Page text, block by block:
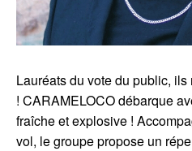
Lauréats du vote du public,
! CARAMELOCO débarque
fraîche et explosive !
vol, le groupe propose un